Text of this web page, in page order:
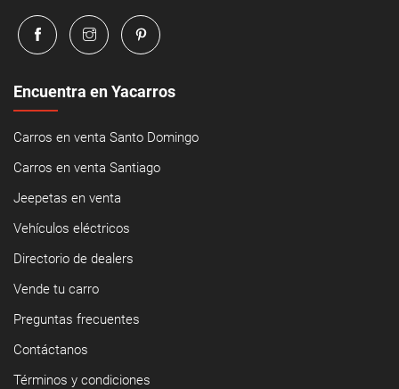
Encuentra en Yacarros
Carros en venta Santo Domingo
Carros en venta Santiago
Jeepetas en venta
Vehículos eléctricos
Directorio de dealers
Vende tu carro
Preguntas frecuentes
Contáctanos
Términos y condiciones